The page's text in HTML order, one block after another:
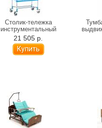
Столик-тележка
инструментальный
Медицинофф F-17(p)
04519
21 505 р.